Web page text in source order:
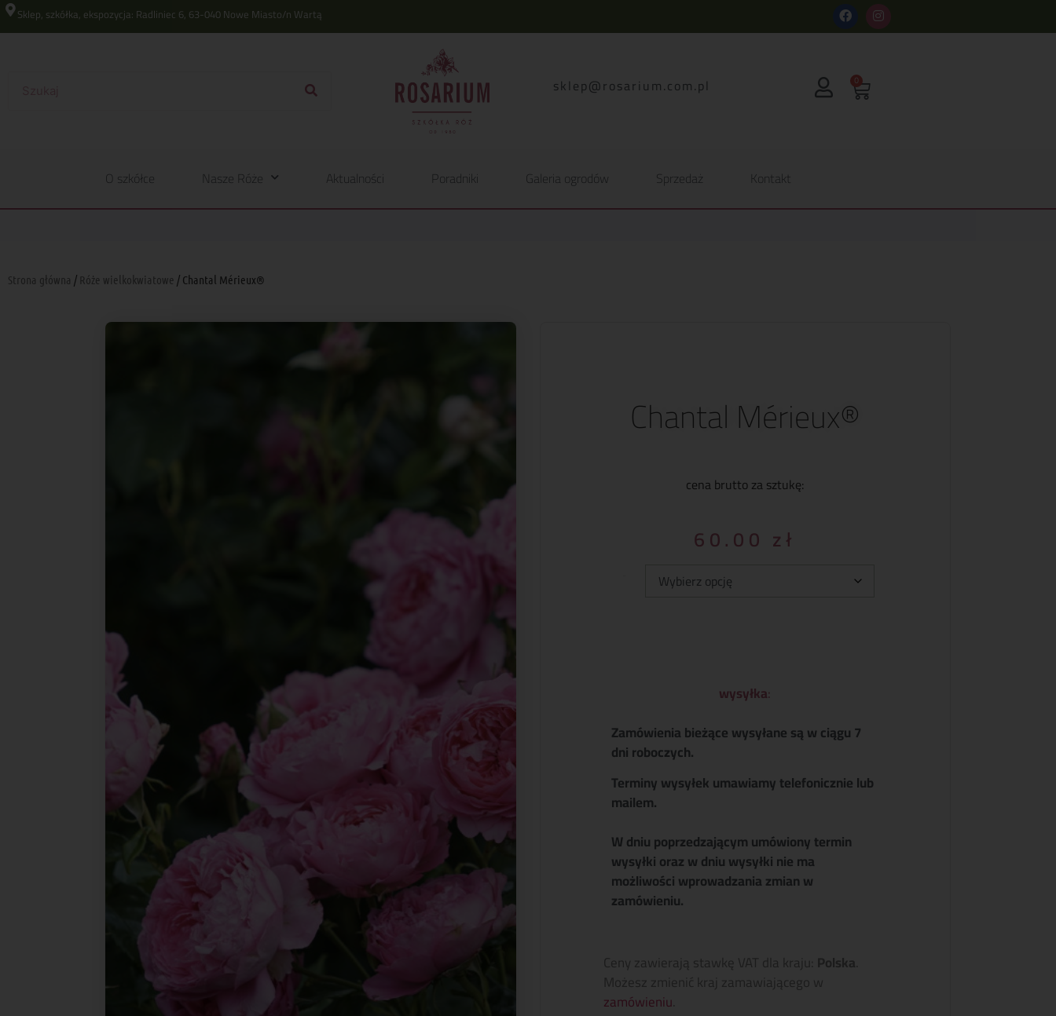
Sklep, szkółka, ekspozycja: Radliniec 6, 63-040 Nowe Miasto/n Wartą
lp.moc.muirasor@pelks 0
O szkółce Nasze Róże Aktualności Poradniki Galeria ogrodów Sprzedaż Kontakt
Strona główna / Róże wielkokwiatowe / Chantal Mérieux®
Chantal Mérieux®
cena brutto za sztukę:
60.00 zł
wysyłka:
Zamówienia bieżące wysyłane są w ciągu 7
dni roboczych.
Terminy wysyłek umawiamy telefonicznie lub
mailem.
W dniu poprzedzającym umówiony termin
wysyłki oraz w dniu wysyłki nie ma
możliwości wprowadzania zmian w
zamówieniu.
Ceny zawierają stawkę VAT dla kraju: Polska
Możesz zmienić kraj zamawiającego w
zamówieniu